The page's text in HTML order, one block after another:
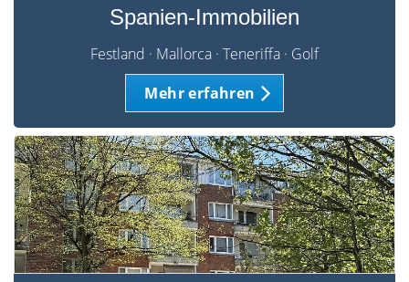
Spanien-Immobilien
Festland · Mallorca · Teneriffa · Golf
Mehr erfahren